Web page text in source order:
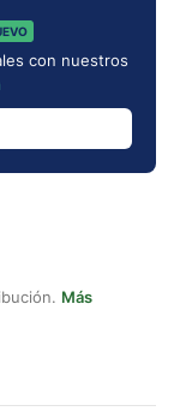
con nuestros
Más